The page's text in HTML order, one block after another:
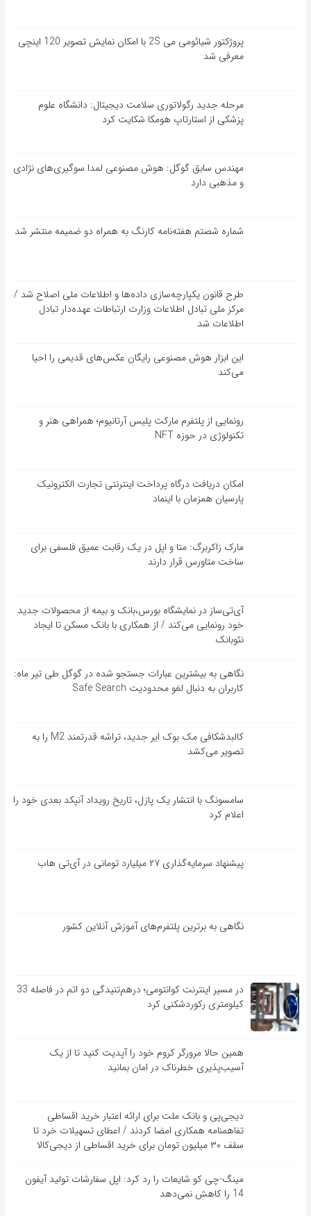
پروژکتور شیائومی می 2S با امکان نمایش تصویر 120 اینچی
معرفی شد
مرحله جدید رگولاتوری سلامت دیجیتال: دانشگاه علوم
پزشکی از استارتاپ هومکا شکایت کرد
مهندس سابق گوگل: هوش مصنوعی لمدا سوگیری‌های نژادی
و مذهبی دارد
شماره شصتم هفته‌نامه کارنگ به همراه دو ضمیمه منتشر شد
طرح قانون یکپارچه‌سازی داده‌ها و اطلاعات ملی اصلاح شد /
مرکز ملی تبادل اطلاعات وزارت ارتباطات عهده‌دار تبادل
اطلاعات شد
این ابزار هوش مصنوعی رایگان عکس‌های قدیمی را احیا
می‌کند
رونمایی از پلتفرم مارکت پلیس آرتانیوم؛ همراهی هنر و
تکنولوژی در حوزه NFT
امکان دریافت درگاه پرداخت اینترنتی تجارت الکترونیک
پارسیان همزمان با اینماد
مارک زاکربرگ: متا و اپل در یک رقابت عمیق فلسفی برای
ساخت متاورس قرار دارند
آی‌تی‌ساز در نمایشگاه بورس،بانک و بیمه از محصولات جدید
خود رونمایی می‌کند / از همکاری با بانک مسکن تا ایجاد
نئوبانک
نگاهی به بیشترین عبارات جستجو شده در گوگل طی تیر ماه:
کاربران به دنبال لغو محدودیت Safe Search
کالبدشکافی مک بوک ایر جدید، تراشه قدرتمند M2 را به
تصویر می‌کشد
سامسونگ با انتشار یک پازل، تاریخ رویداد آنپکد بعدی خود را
اعلام کرد
پیشنهاد سرمایه‌گذاری ۲۷ میلیارد تومانی در آی‌تی هاب
نگاهی به برترین پلتفرم‌های آموزش آنلاین کشور
در مسیر اینترنت کوانتومی؛ درهم‌تنیدگی دو اتم در فاصله 33
کیلومتری رکوردشکنی کرد
همین حالا مرورگر کروم خود را آپدیت کنید تا از یک
آسیب‌‌‌‌پذیری خطرناک در امان بمانید
دیجی‌پی و بانک ملت برای ارائه اعتبار خرید اقساطی
تفاهم‎نامه همکاری امضا کردند / اعطای تسهیلات خرد تا
سقف ۳۰ میلیون تومان برای خرید اقساطی از دیجی‌کالا
مینگ-چی کو شایعات را رد کرد: اپل سفارشات تولید آیفون
14 را کاهش نمی‌دهد